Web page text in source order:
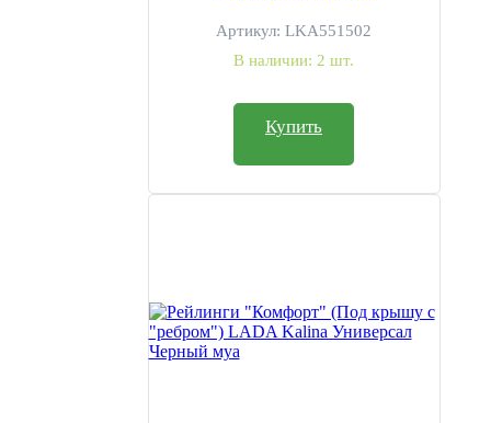
Артикул: LKA551502
В наличии: 2 шт.
Купить